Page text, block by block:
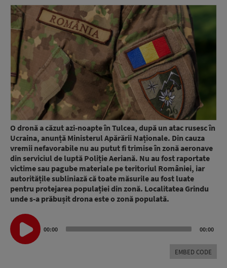
O dronă a căzut azi-noapte în Tulcea, după un atac rusesc în
Ucraina, anunță Ministerul Apărării Naționale. Din cauza
vremii nefavorabile nu au putut fi trimise în zonă aeronave
din serviciul de luptă Poliție Aeriană. Nu au fost raportate
victime sau pagube materiale pe teritoriul României, iar
autoritățile subliniază că toate măsurile au fost luate
pentru protejarea populației din zonă. Localitatea Grindu
unde s-a prăbușit drona este o zonă populată.
Audio
Player
00:00 00:00
EMBED CODE